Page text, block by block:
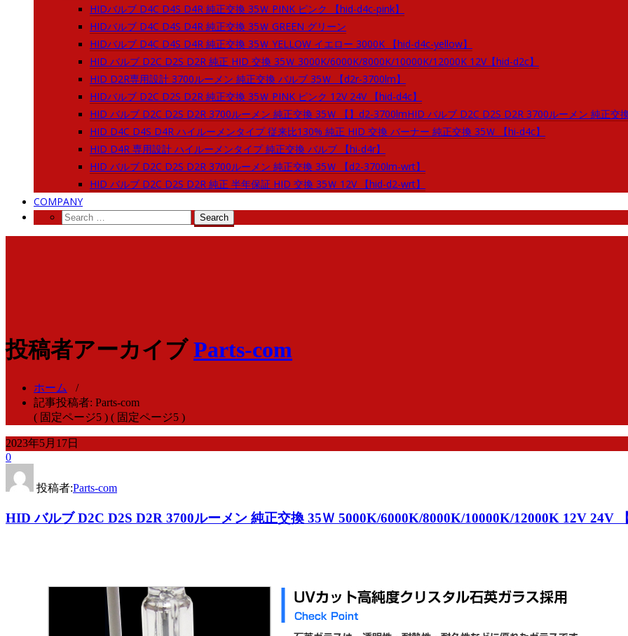
HIDバルブ D4C D4S D4R 純正交換 35Ｗ PINK ピンク 【hid-d4c-pink】
HIDバルブ D4C D4S D4R 純正交換 35Ｗ GREEN グリーン
HIDバルブ D4C D4S D4R 純正交換 35Ｗ YELLOW イエロー 3000K 【hid-d4c-yellow】
HID バルブ D2C D2S D2R 純正 HID 交換 35Ｗ 3000K/6000K/8000K/10000K/12000K 12V【hid-d2c】
HID D2R専用設計 3700ルーメン 純正交換 バルブ 35Ｗ 【d2r-3700lm】
HIDバルブ D2C D2S D2R 純正交換 35Ｗ PINK ピンク 12V 24V 【hid-d4c】
HID バルブ D2C D2S D2R 3700ルーメン 純正交換 35Ｗ 【】d2-3700lmHID バルブ D2C D2S D2R 3700ルーメン 純正交
HID D4C D4S D4R ハイルーメンタイプ 従来比130% 純正 HID 交換 バーナー 純正交換 35Ｗ 【hi-d4c】
HID D4R 専用設計 ハイルーメンタイプ 純正交換 バルブ 【hi-d4r】
HID バルブ D2C D2S D2R 3700ルーメン 純正交換 35Ｗ 【d2-3700lm-wrt】
HID バルブ D2C D2S D2R 純正 半年保証 HID 交換 35Ｗ 12V 【hid-d2-wrt】
COMPANY
投稿者アーカイブParts-com
ホーム
/
記事投稿者: Parts-com
( 固定ページ5 ) ( 固定ページ5 )
2023年5月17日
0
投稿者:Parts-com
HID バルブ D2C D2S D2R 3700ルーメン 純正交換 35Ｗ 5000K/6000K/8000K/10000K/12000K 12V 24V